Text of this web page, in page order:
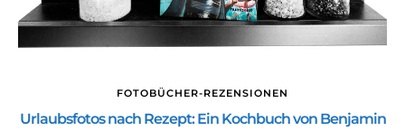
FOTOBÜCHER-REZENSIONEN
Urlaubsfotos nach Rezept: Ein Kochbuch von Benjamin